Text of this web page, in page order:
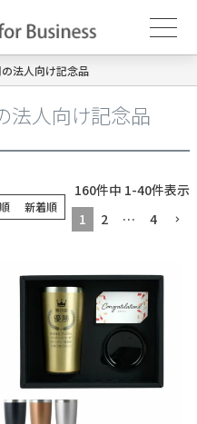
法人向け記念品
法人向け記念品
新着順
160件中 1-40件表示
1
2 … 4